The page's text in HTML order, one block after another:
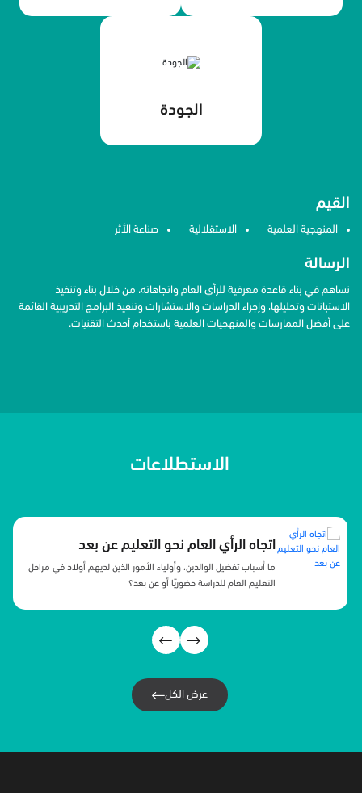
الجودة
القيم
المنهجية العلمية الاستقلالية صناعة الأثر
الرسالة
نساهم في بناء قاعدة معرفية للرأي العام واتجاهاته، من خلال بناء وتنفيذ
الاستبانات وتحليلها، وإجراء الدراسات والاستشارات وتنفيذ البرامج التدريبية القائمة
على أفضل الممارسات والمنهجيات العلمية باستخدام أحدث التقنيات.
الاستطلاعات
تصور المجتمع لرؤية المملكة 2030
التعرف على آراء السعوديين تجاه أوضاعهم الشخصية، وأوضاع البلد
بعد خمس سنوات من تطبيق رؤية المملكة ٢٠٣٠.
عرض الكل